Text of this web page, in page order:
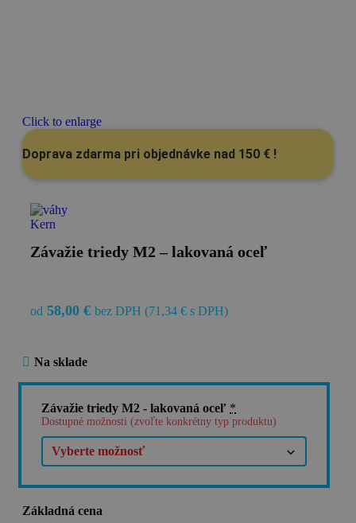
Click to enlarge
Doprava zdarma pri objednávke nad 150 € !
Závažie triedy M2 – lakovaná oceľ
od 58,00 € bez DPH (71,34 € s DPH)
Na sklade
Závažie triedy M2 - lakovaná oceľ *
Dostupné možnosti (zvoľte konkrétny typ produktu)
Základná cena